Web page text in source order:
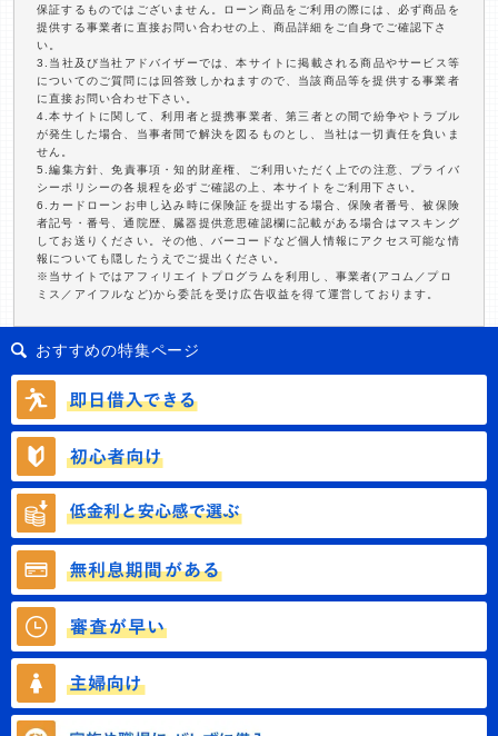
保証するものではございません。ローン商品をご利用の際には、必ず商品を
提供する事業者に直接お問い合わせの上、商品詳細をご自身でご確認下さ
い。
3.当社及び当社アドバイザーでは、本サイトに掲載される商品やサービス等
についてのご質問には回答致しかねますので、当該商品等を提供する事業者
に直接お問い合わせ下さい。
4.本サイトに関して、利用者と提携事業者、第三者との間で紛争やトラブル
が発生した場合、当事者間で解決を図るものとし、当社は一切責任を負いま
せん。
5.編集方針、免責事項・知的財産権、ご利用いただく上での注意、プライバ
シーポリシーの各規程を必ずご確認の上、本サイトをご利用下さい。
6.カードローンお申し込み時に保険証を提出する場合、保険者番号、被保険
者記号・番号、通院歴、臓器提供意思確認欄に記載がある場合はマスキング
してお送りください。その他、バーコードなど個人情報にアクセス可能な情
報についても隠したうえでご提出ください。
※当サイトではアフィリエイトプログラムを利用し、事業者(アコム／プロ
ミス／アイフルなど)から委託を受け広告収益を得て運営しております。
おすすめの特集ページ